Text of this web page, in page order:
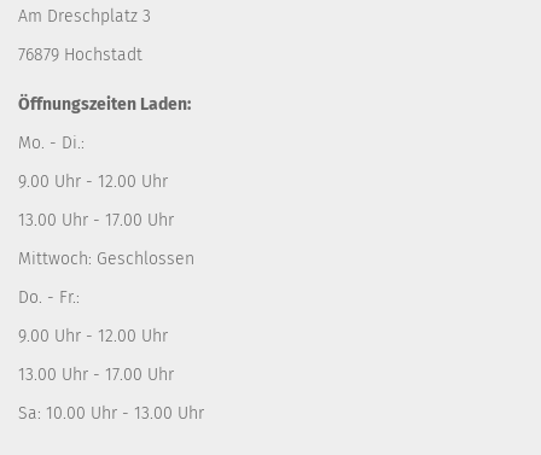
Am Dreschplatz 3
76879 Hochstadt
Öffnungszeiten Laden:
Mo. - Di.:
9.00 Uhr - 12.00 Uhr
13.00 Uhr - 17.00 Uhr
Mittwoch: Geschlossen
Do. - Fr.:
9.00 Uhr - 12.00 Uhr
13.00 Uhr - 17.00 Uhr
Sa: 10.00 Uhr - 13.00 Uhr